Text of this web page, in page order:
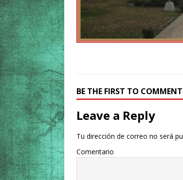
BE THE FIRST TO COMMENT
Leave a Reply
Tu dirección de correo no será
Comentario